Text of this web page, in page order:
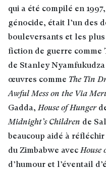
qui a été compilé en
génocide, était l’un des
bouleversants et les
fiction de guerre comme
de Stanley
œuvres comme The Tin
Awful Mess on the Via
Gadda,House of Hunger
Midnight’s Children de
beaucoup aidé à
du Zimbabwe avecHouse
d’humour et l’éventail